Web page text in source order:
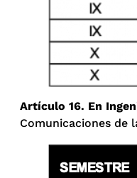
Artículo 16. En
Comunicaciones de